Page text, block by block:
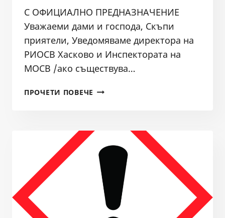
С ОФИЦИАЛНО ПРЕДНАЗНАЧЕНИЕ
Уважаеми дами и господа, Скъпи
приятели, Уведомяваме директора на
РИОСВ Хасково и Инспектората на
МОСВ /ако съществува…
ПРОЧЕТИ ПОВЕЧЕ СИГНАЛ
МОСВ
РИОСВ
ХАСКОВО
ДОСЕЖНО
ПОРЕДНОТО
НАРУШЕНИЕ